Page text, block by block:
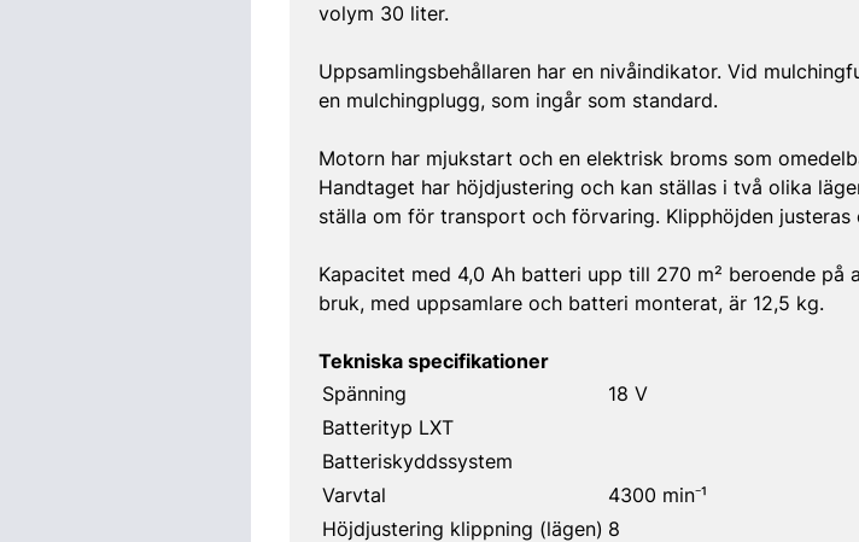
volym 30 liter.
Uppsamlingsbehållaren har en nivåindikator. Vid
en mulchingplugg, som ingår som standard.
Motorn har mjukstart och en elektrisk broms som
Handtaget har höjdjustering och kan ställas i två olika
ställa om för transport och förvaring. Klipphöjden justeras
Kapacitet med 4,0 Ah batteri upp till 270 m² beroende på
bruk, med uppsamlare och batteri monterat, är 12,5 kg.
Tekniska specifikationer
Spänning
18 V
Batterityp LXT
Batteriskyddssystem
Varvtal
4300 min⁻¹
Höjdjustering klippning (lägen) 8